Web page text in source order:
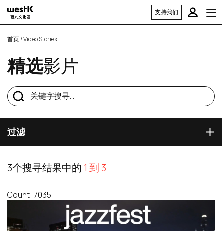
支持我们
首页/ Video Stories
精选影片
过滤
3个搜寻结果中的 1 到 3
Count: 7035